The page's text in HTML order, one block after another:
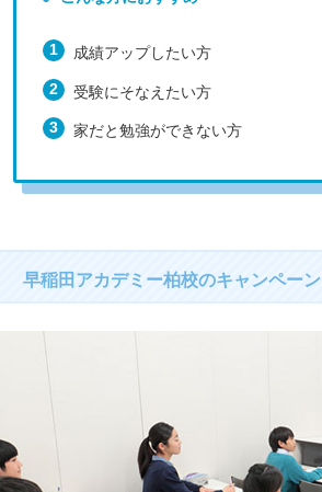
成績アップしたい方
受験にそなえたい方
家だと勉強ができない方
早稲田アカデミー柏校のキャンペーン